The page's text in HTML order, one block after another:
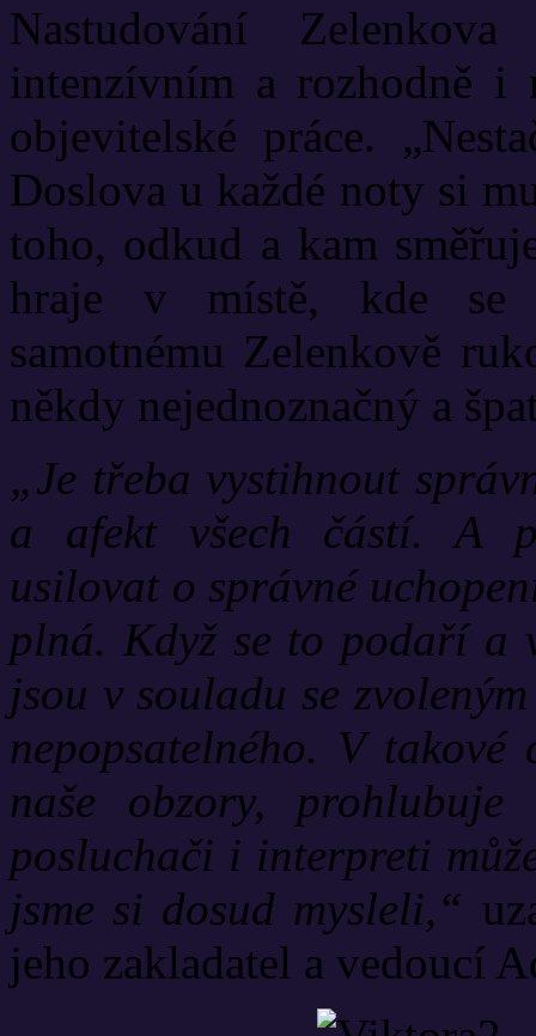
Nastudování
intenzívním a rozhodně i
objevitelské práce.
Doslova u každé noty si
toho, odkud a kam
hraje v místě, kde se
samotnému Zelenkově
někdy nejednoznačný a
„Je třeba vystihnout
a afekt všech částí. A
usilovat o správné
plná. Když se to podaří a
jsou v souladu se
nepopsatelného. V
naše obzory,
posluchači i interpreti
jsme si dosud mysleli,“
jeho zakladatel a vedoucí